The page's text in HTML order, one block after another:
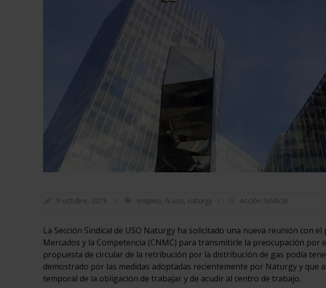
9 octubre, 2019 empleo, fi-uso, naturgy Acción Sindical
La Sección Sindical de USO Naturgy ha solicitado una nueva reunión con
Mercados y la Competencia (CNMC) para transmitirle la preocupación por
propuesta de circular de la retribución por la distribución de gas podía
demostrado por las medidas adoptadas recientemente por Naturgy y que
temporal de la obligación de trabajar y de acudir al centro de trabajo.